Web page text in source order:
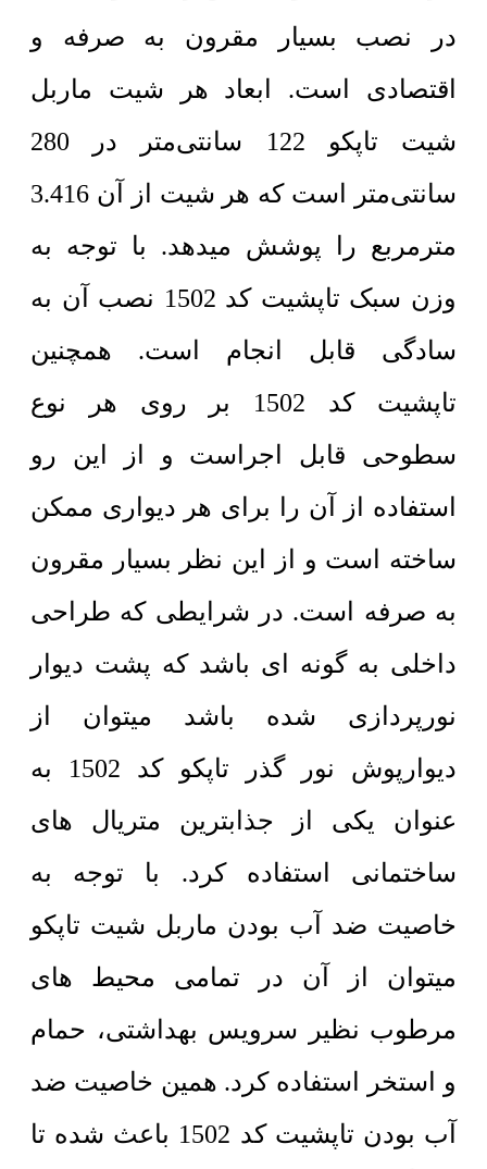
در نصب بسیار مقرون به صرفه و
اقتصادی است. ابعاد هر شیت ماربل
شیت تاپکو 122 سانتی‌متر در 280
سانتی‌متر است که هر شیت از آن 3.416
مترمربع را پوشش میدهد. با توجه به
وزن سبک تاپشیت کد 1502 نصب آن به
سادگی قابل انجام است. همچنین
تاپشیت کد 1502 بر روی هر نوع
سطوحی قابل اجراست و از این رو
استفاده از آن را برای هر دیواری ممکن
ساخته است و از این نظر بسیار مقرون
به صرفه است. در شرایطی که طراحی
داخلی به گونه ای باشد که پشت دیوار
نورپردازی شده باشد میتوان از
دیوارپوش نور گذر تاپکو کد 1502 به
عنوان یکی از جذابترین متریال های
ساختمانی استفاده کرد. با توجه به
خاصیت ضد آب بودن ماربل شیت تاپکو
میتوان از آن در تمامی محیط های
مرطوب نظیر سرویس بهداشتی، حمام
و استخر استفاده کرد. همین خاصیت ضد
آب بودن تاپشیت کد 1502 باعث شده تا